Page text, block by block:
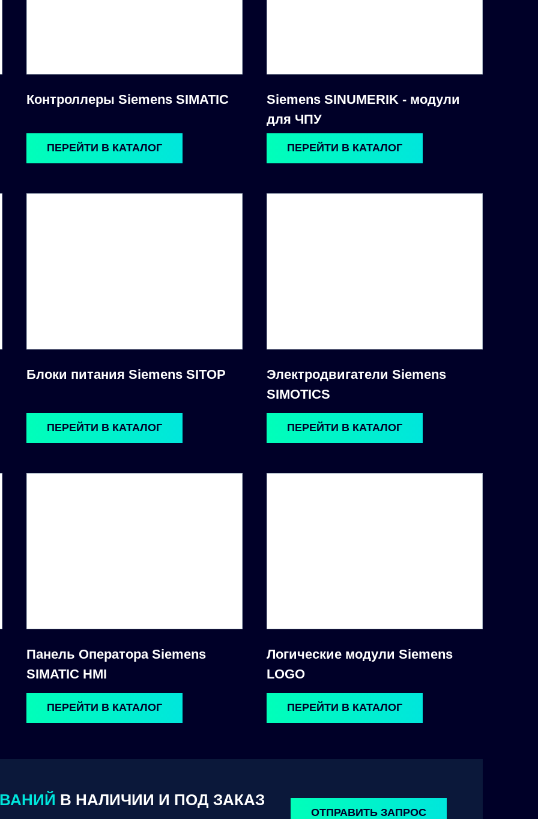
Контроллеры Siemens SIMATIC
Siemens SINUMERIK - модули
для ЧПУ
ПЕРЕЙТИ В КАТАЛОГ ПЕРЕЙТИ В КАТАЛОГ
ОТПРАВИТЬ ЗАПРОС
В НАЛИЧИИ И ПОД ЗАКАЗ
Блоки питания Siemens SITOP
Электродвигатели Siemens
SIMOTICS
ПЕРЕЙТИ В КАТАЛОГ ПЕРЕЙТИ В КАТАЛОГ
Панель Оператора Siemens
SIMATIC HMI
Логические модули Siemens
LOGO
ПЕРЕЙТИ В КАТАЛОГ ПЕРЕЙТИ В КАТАЛОГ